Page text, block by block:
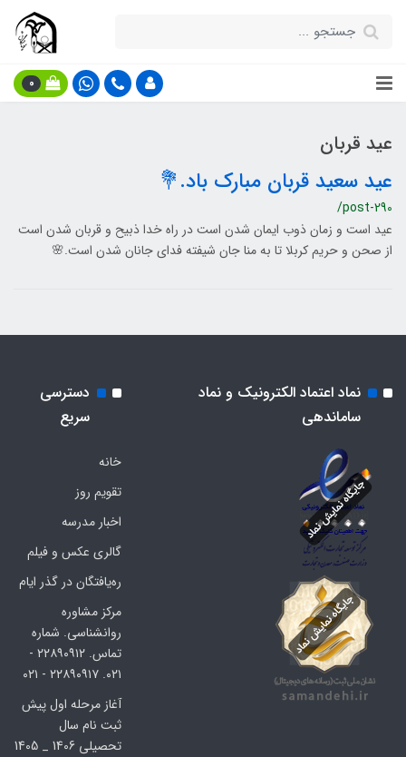
0
عید قربان
عید سعید قربان مبارک باد.💐
/post-290
عید است و زمان ذوب ایمان شدن است در راه خدا ذبیح و قربان شدن است
از صحن و حریم کربلا تا به منا جان شیفته فدای جانان شدن است.🌸
نماد اعتماد الکترونیک و نماد
ساماندهی
دسترسی
سریع
خانه
تقویم روز
اخبار مدرسه
گالری عکس و فیلم
ره‌یافتگان در گذر ایام
مرکز مشاوره
روانشناسی. شماره
تماس. ۲۲۸۹۰۹۱۲ -
۰۲۱. ۲۲۸۹۰۹۱۷ - ۰۲۱
آغاز مرحله اول پیش
ثبت نام سال
تحصیلی 1406 _ 1405